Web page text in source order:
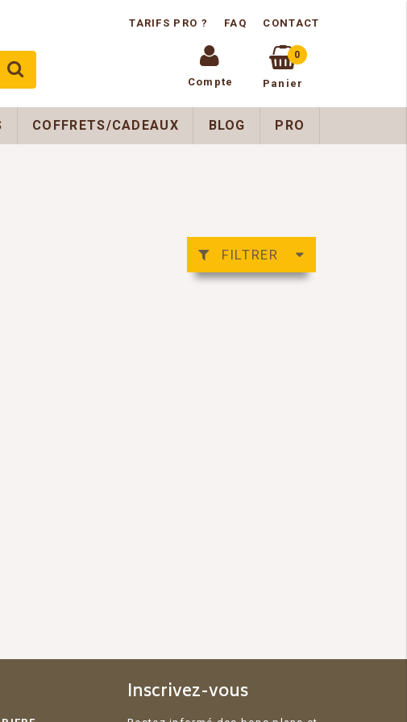
TARIFS PRO ? FAQ CONTACT
Compte
0
Panier
COFFRETS/CADEAUX BLOG PRO
FILTRER
Inscrivez-vous